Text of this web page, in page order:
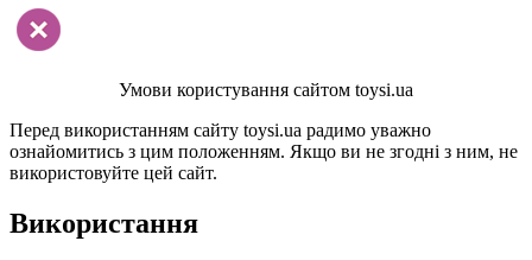
Умови користування сайтом toysi.ua
Перед використанням сайту toysi.ua радимо уважно
ознайомитись з цим положенням. Якщо ви не згодні з ним, не
використовуйте цей сайт.
Використання